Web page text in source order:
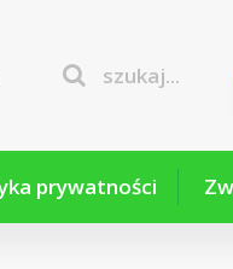
szukaj...
prywatności